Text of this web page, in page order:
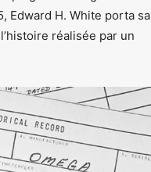
Edward H. White porta sa
réalisée par un